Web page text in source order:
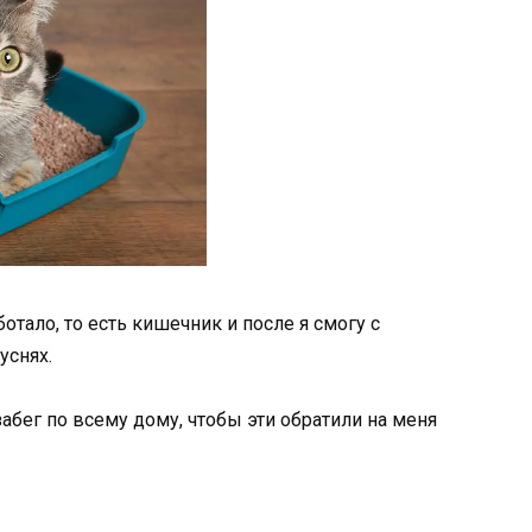
то есть кишечник и после я смогу с
по всему дому, чтобы эти обратили на меня